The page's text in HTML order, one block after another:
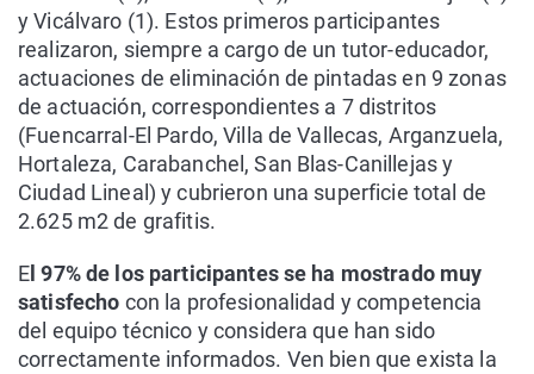
y Vicálvaro (1). Estos primeros participantes
realizaron, siempre a cargo de un tutor-educador,
actuaciones de eliminación de pintadas en 9 zonas
de actuación, correspondientes a 7 distritos
(Fuencarral-El Pardo, Villa de Vallecas, Arganzuela,
Hortaleza, Carabanchel, San Blas-Canillejas y
Ciudad Lineal) y cubrieron una superficie total de
2.625 m2 de grafitis.
E l 97% de los participantes se ha mostrado muy
satisfecho con la profesionalidad y competencia
del equipo técnico y considera que han sido
correctamente informados. Ven bien que exista la